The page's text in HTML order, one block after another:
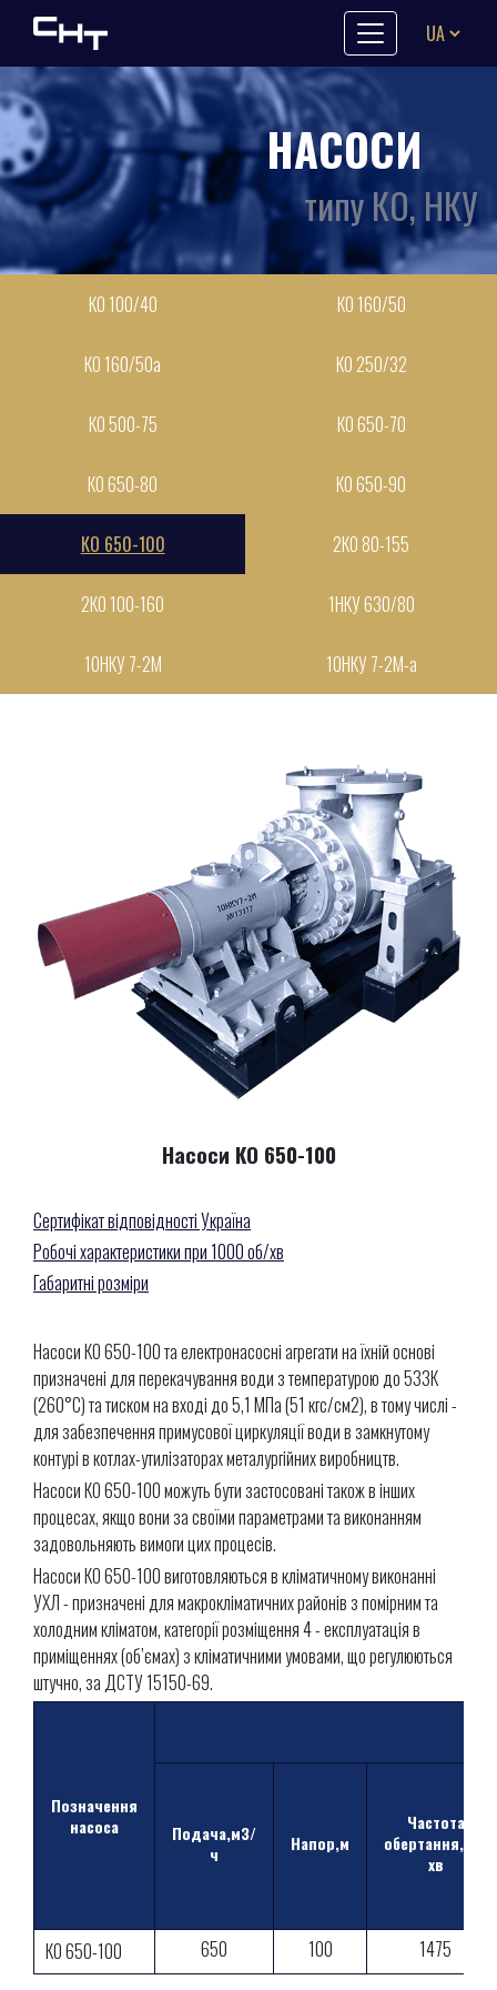
Skip to content
НАСОСИ
типу КО, НКУ
КО 100/40 КО 160/50
КО 160/50а КО 250/32
КО 500-75 КО 650-70
КО 650-80 КО 650-90
КО 650-100 2КО 80-155
2КО 100-160 1НКУ 630/80
10НКУ 7-2М 10НКУ 7-2М-а
Насоси КО 650-100
Сертифікат відповідності Україна
Робочі характеристики при 1000 об/хв
Габаритні розміри
Насоси КО 650-100 та електронасосні агрегати на їхній основі
призначені для перекачування води з температурою до 533К
(260°С) та тиском на вході до 5,1 МПа (51 кгс/см2), в тому числі -
для забезпечення примусової циркуляції води в замкнутому
контурі в котлах-утилізаторах металургійних виробництв.
Насоси КО 650-100 можуть бути застосовані також в інших
процесах, якщо вони за своїми параметрами та виконанням
задовольняють вимоги цих процесів.
Насоси КО 650-100 виготовляються в кліматичному виконанні
УХЛ - призначені для макрокліматичних районів з помірним та
холодним кліматом, категорії розміщення 4 - експлуатація в
приміщеннях (об’ємах) з кліматичними умовами, що регулюються
штучно, за ДСТУ 15150-69.
Позначення
насоса
Подача,м3/
ч
Напор,м
Частота
обертання,об/
хв
КО 650-100 650 100 1475